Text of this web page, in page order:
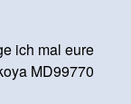
ich mal eure
MD99770